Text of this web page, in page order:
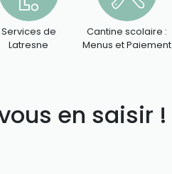
Services de
Latresne
Cantine scolaire :
Menus et Paiement
en saisir !